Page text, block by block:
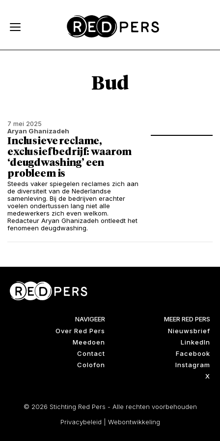
Bud
7 mei 2025
Aryan Ghanizadeh
Inclusieve reclame,
exclusief bedrijf: waarom
‘deugdwashing’ een
probleem is
Steeds vaker spiegelen reclames zich aan
de diversiteit van de Nederlandse
samenleving. Bij de bedrijven erachter
voelen ondertussen lang niet alle
medewerkers zich even welkom.
Redacteur Aryan Ghanizadeh ontleedt het
fenomeen deugdwashing.
NAVIGEER
Over Red Pers
Meedoen
Contact
Colofon
MEER RED PERS
Nieuwsbrief
LinkedIn
Facebook
Instagram
X
© 2026 Stichting Red Pers - Alle rechten voorbehouden
Privacybeleid
Webontwikkeling